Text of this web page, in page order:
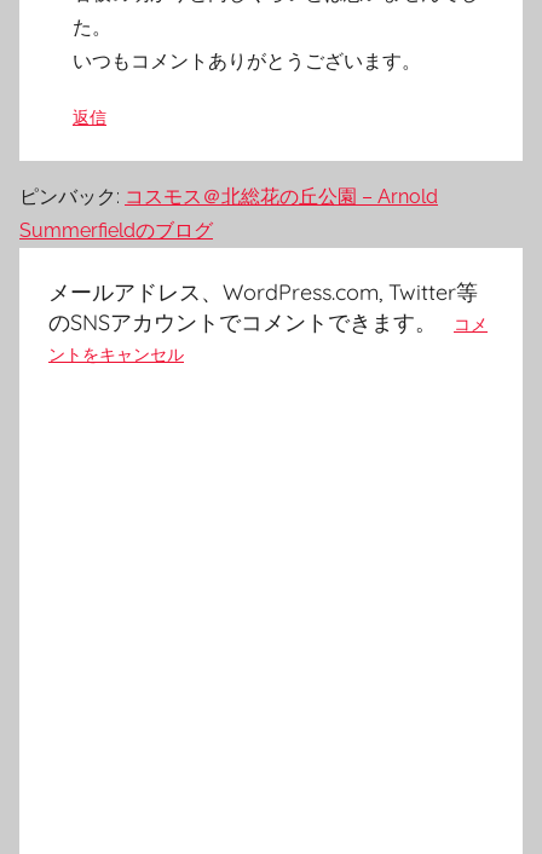
た。
いつもコメントありがとうございます。
返信
ピンバック: コスモス＠北総花の丘公園 – Arnold
Summerfieldのブログ
メールアドレス、WordPress.com, Twitter等
のSNSアカウントでコメントできます。
コメ
ントをキャンセル